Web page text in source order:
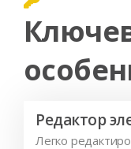
Редактор
Легко